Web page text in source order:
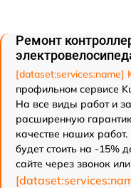
Ремонт
[dataset:services:name]
профильном сервисе
На все виды работ и
расширенную
качестве наших
будет стоить на -15%
сайте через звонок